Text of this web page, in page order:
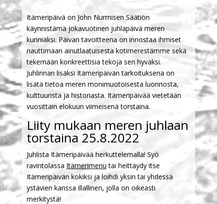
Itämeripäivä on John Nurmisen Säätiön
käynnistämä jokavuotinen juhlapäivä meren
kunniaksi. Päivän tavoitteena on innostaa ihmiset
nauttimaan ainutlaatuisesta kotimerestämme sekä
tekemään konkreettisia tekoja sen hyväksi.
Juhlinnan lisäksi Itämeripäivän tarkoituksena on
lisätä tietoa meren monimuotoisesta luonnosta,
kulttuurista ja historiasta. Itämeripäivää vietetään
vuosittain elokuun viimeisenä torstaina.
Liity mukaan meren juhlaan
torstaina 25.8.2022
Juhlista Itämeripäivää herkuttelemalla! Syö
ravintolassa Itämerimenu tai heittäydy itse
Itämeripäivän kokiksi ja loihdi yksin tai yhdessä
ystävien kanssa illallinen, jolla on oikeasti
merkitystä!